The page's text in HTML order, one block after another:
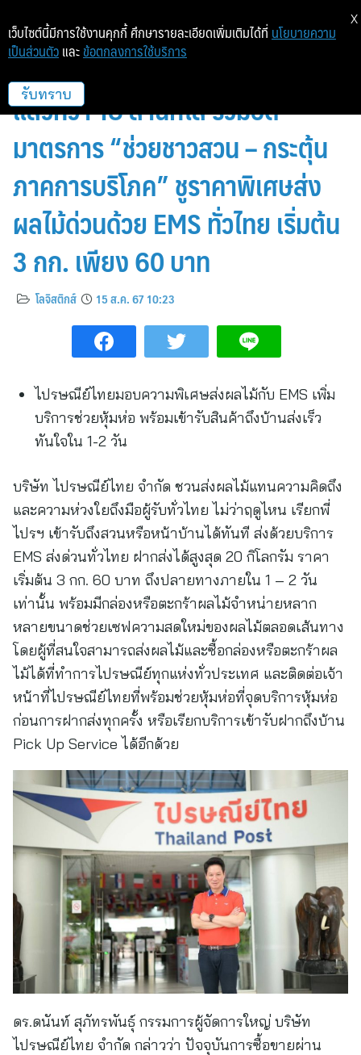
ไปรษณีย์ไทยเผยครึ่งปีช่วยส่งผลไม้
แล้วกว่า 18 ล้านกิโล ร่วมอัด
มาตรการ “ช่วยชาวสวน – กระตุ้น
ภาคการบริโภค” ชูราคาพิเศษส่ง
ผลไม้ด่วนด้วย EMS ทั่วไทย เริ่มต้น
3 กก. เพียง 60 บาท
โลจิสติกส์ 15 ส.ค. 67 10:23
ไปรษณีย์ไทยมอบความพิเศษส่งผลไม้กับ EMS เพิ่ม
บริการช่วยหุ้มห่อ พร้อมเข้ารับสินค้าถึงบ้านส่งเร็ว
ทันใจใน 1-2 วัน
บริษัท ไปรษณีย์ไทย จำกัด ชวนส่งผลไม้แทนความคิดถึง
และความห่วงใยถึงมือผู้รับทั่วไทย ไม่ว่าฤดูไหน เรียกพี่
ไปรฯ เข้ารับถึงสวนหรือหน้าบ้านได้ทันที ส่งด้วยบริการ
EMS ส่งด่วนทั่วไทย ฝากส่งได้สูงสุด 20 กิโลกรัม ราคา
เริ่มต้น 3 กก. 60 บาท ถึงปลายทางภายใน 1 – 2 วัน
เท่านั้น พร้อมมีกล่องหรือตะกร้าผลไม้จำหน่ายหลาก
หลายขนาดช่วยเซฟความสดใหม่ของผลไม้ตลอดเส้นทาง
โดยผู้ที่สนใจสามารถส่งผลไม้และซื้อกล่องหรือตะกร้าผล
ไม้ได้ที่ทำการไปรษณีย์ทุกแห่งทั่วประเทศ และติดต่อเจ้า
หน้าที่ไปรษณีย์ไทยที่พร้อมช่วยหุ้มห่อที่จุดบริการหุ้มห่อ
ก่อนการฝากส่งทุกครั้ง หรือเรียกบริการเข้ารับฝากถึงบ้าน
Pick Up Service ได้อีกด้วย
ดร.ดนันท์ สุภัทรพันธุ์ กรรมการผู้จัดการใหญ่ บริษัท
ไปรษณีย์ไทย จำกัด กล่าวว่า ปัจจุบันการซื้อขายผ่าน
เว็บไซต์นี้มีการใช้งานคุกกี้ ศึกษารายละเอียดเพิ่มเติมได้ที่ นโยบายความ
เป็นส่วนตัว และ ข้อตกลงการใช้บริการ
รับทราบ
X